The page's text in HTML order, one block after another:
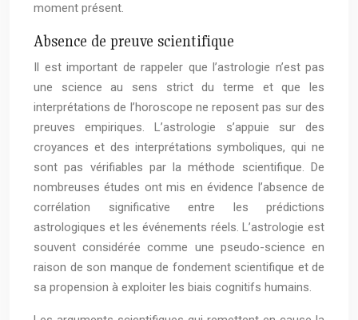
moment présent.
Absence de preuve scientifique
Il est important de rappeler que l’astrologie n’est pas
une science au sens strict du terme et que les
interprétations de l’horoscope ne reposent pas sur des
preuves empiriques. L’astrologie s’appuie sur des
croyances et des interprétations symboliques, qui ne
sont pas vérifiables par la méthode scientifique. De
nombreuses études ont mis en évidence l’absence de
corrélation significative entre les prédictions
astrologiques et les événements réels. L’astrologie est
souvent considérée comme une pseudo-science en
raison de son manque de fondement scientifique et de
sa propension à exploiter les biais cognitifs humains.